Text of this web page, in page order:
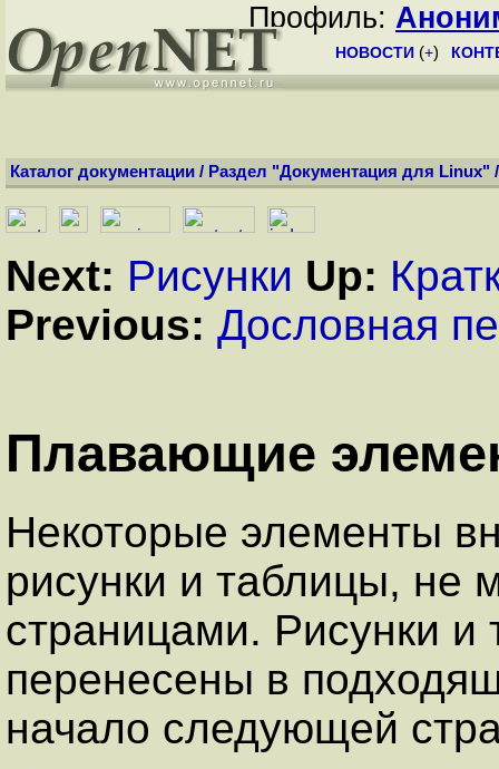
Профиль:
НОВОСТИ (+)
Каталог документации / Раздел "Документация для Linux"
Next: Рисунки Up:
Previous: Дословная
Плавающие
Некоторые элементы
рисунки и таблицы, не
страницами. Рисунки
перенесены в
начало следующей